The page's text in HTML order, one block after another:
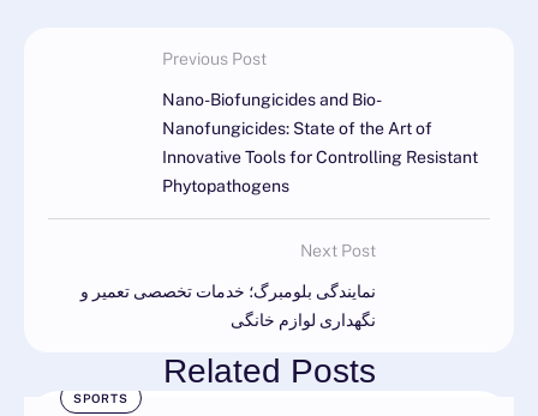
Previous Post
Nano-Biofungicides and Bio-
Nanofungicides: State of the Art of
Innovative Tools for Controlling Resistant
Phytopathogens
Next Post
نمایندگی بلومبرگ؛ خدمات تخصصی تعمیر و
نگهداری لوازم خانگی
Related Posts
SPORTS